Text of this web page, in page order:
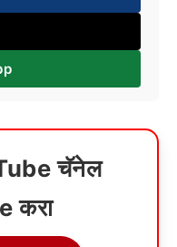
चॅनेल
करा